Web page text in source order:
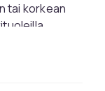
tai korkean